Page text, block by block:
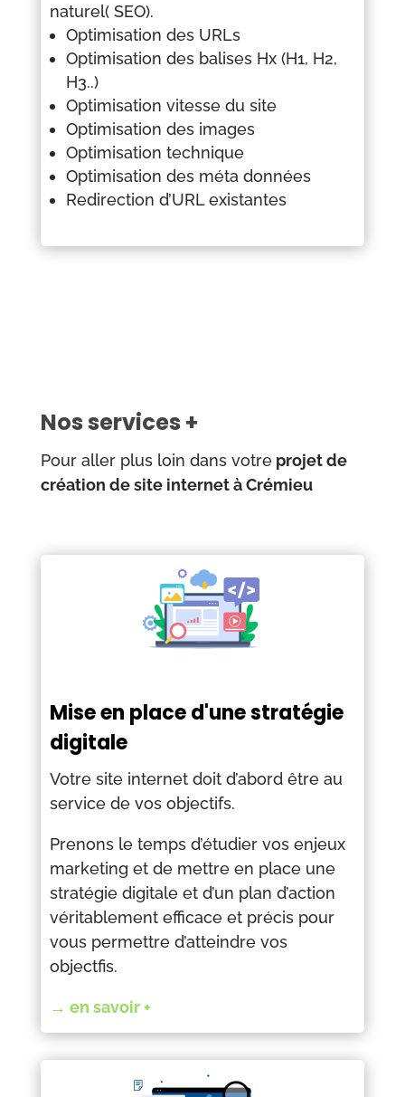
naturel( SEO).
Optimisation des URLs
Optimisation des balises Hx (H1, H2,
H3..)
Optimisation vitesse du site
Optimisation des images
Optimisation technique
Optimisation des méta données
Redirection d’URL existantes
Nos services +
Pour aller plus loin dans votreprojet de
création de site internet à Crémieu
Mise en place d'une stratégie
digitale
Votre site internet doit d’abord être au
service de vos objectifs.
Prenons le temps d’étudier vos enjeux
marketing et de mettre en place une
stratégie digitale et d’un plan d’action
véritablement efficace et précis pour
vous permettre d’atteindre vos
objectfis.
→ en savoir +